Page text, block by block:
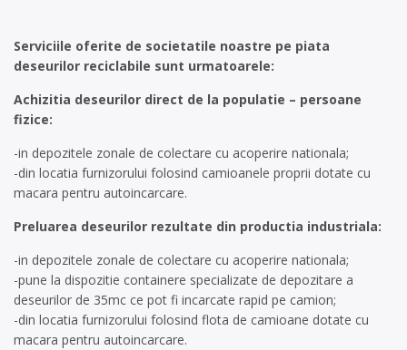
Serviciile oferite de societatile noastre pe piata
deseurilor reciclabile sunt urmatoarele:
Achizitia deseurilor direct de la populatie – persoane
fizice:
-in depozitele zonale de colectare cu acoperire nationala;
-din locatia furnizorului folosind camioanele proprii dotate cu
macara pentru autoincarcare.
Preluarea deseurilor rezultate din productia industriala:
-in depozitele zonale de colectare cu acoperire nationala;
-pune la dispozitie containere specializate de depozitare a
deseurilor de 35mc ce pot fi incarcate rapid pe camion;
-din locatia furnizorului folosind flota de camioane dotate cu
macara pentru autoincarcare.